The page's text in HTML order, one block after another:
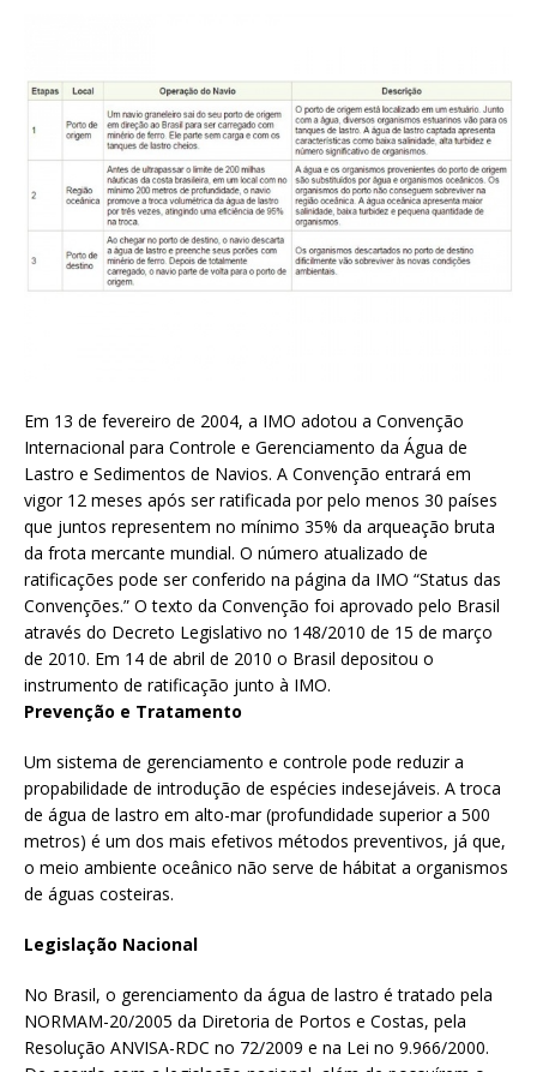
Em 13 de fevereiro de 2004, a IMO adotou a Convenção
Internacional para Controle e Gerenciamento da Água de
Lastro e Sedimentos de Navios. A Convenção entrará em
vigor 12 meses após ser ratificada por pelo menos 30 países
que juntos representem no mínimo 35% da arqueação bruta
da frota mercante mundial. O número atualizado de
ratificações pode ser conferido na página da IMO “Status das
Convenções.” O texto da Convenção foi aprovado pelo Brasil
através do Decreto Legislativo no 148/2010 de 15 de março
de 2010. Em 14 de abril de 2010 o Brasil depositou o
instrumento de ratificação junto à IMO.
Prevenção e Tratamento
Um sistema de gerenciamento e controle pode reduzir a
propabilidade de introdução de espécies indesejáveis. A troca
de água de lastro em alto-mar (profundidade superior a 500
metros) é um dos mais efetivos métodos preventivos, já que,
o meio ambiente oceânico não serve de hábitat a organismos
de águas costeiras.
Legislação Nacional
No Brasil, o gerenciamento da água de lastro é tratado pela
NORMAM-20/2005 da Diretoria de Portos e Costas, pela
Resolução ANVISA-RDC no 72/2009 e na Lei no 9.966/2000.